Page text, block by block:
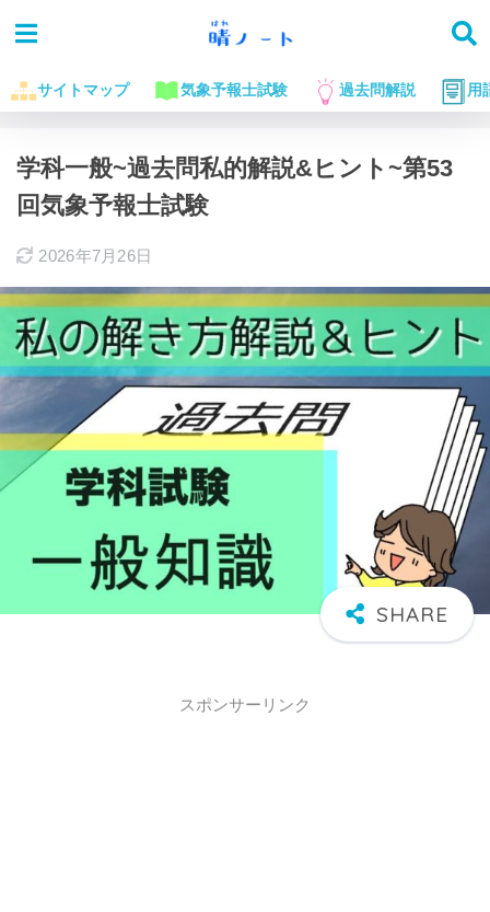
サイトマップ 気象予報士試験 過去問解説 用
ホーム 気象予報士試験に役立つお話 過去問解説
学科一般~過去問私的解説&ヒント~第53
回気象予報士試験
2026年7月26日
スポンサーリンク